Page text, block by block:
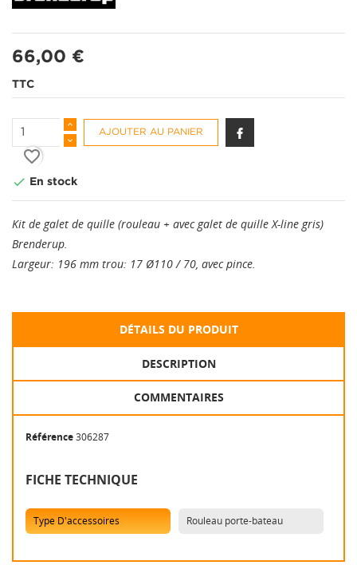
66,00 €
TTC
AJOUTER AU PANIER
favorite_border
 En stock
Kit de galet de quille (rouleau + avec galet de quille X-line gris)
Brenderup.
Largeur: 196 mm trou: 17 Ø110 / 70, avec pince.
DÉTAILS DU PRODUIT
DESCRIPTION
COMMENTAIRES
Référence306287
FICHE TECHNIQUE
Type D'accessoires Rouleau porte-bateau